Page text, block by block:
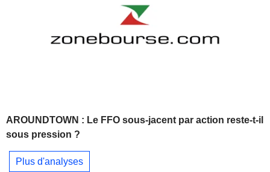
AROUNDTOWN : Le FFO sous-jacent par action reste-t-il
sous pression ?
Plus d'analyses